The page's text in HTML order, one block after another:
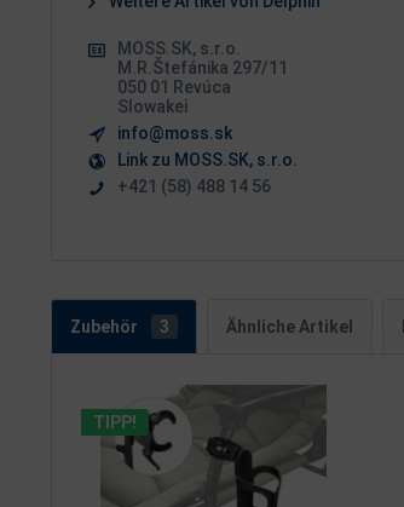
MOSS.SK, s.r.o.
M.R.Štefánika 297/11
050 01 Revúca
Slowakei
info@moss.sk
Link zu MOSS.SK, s.r.o.
+421 (58) 488 14 56
Zubehör 3 Ähnliche Artikel
TIPP!